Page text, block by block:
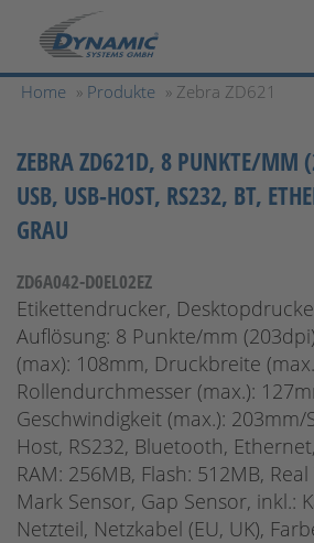
Home » Produkte » Zebra ZD621
ZEBRA ZD621D, 8 PUNKTE/MM
USB, USB-HOST, RS232, BT,
GRAU
ZD6A042-D0EL02EZ
Etikettendrucker,
Auflösung: 8 Punkte/mm
(max): 108mm, Druckbreite
Rollendurchmesser (max.):
Geschwindigkeit (max.): 203mm/
Host, RS232, Bluetooth,
RAM: 256MB, Flash: 512MB,
Mark Sensor, Gap Sensor, inkl.:
Netzteil, Netzkabel (EU, UK),